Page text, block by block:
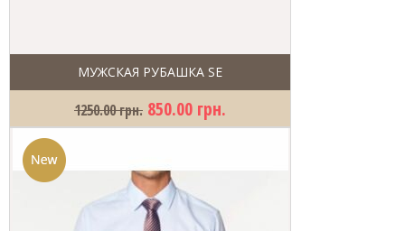
МУЖСКАЯ РУБАШКА SE
1250.00 грн. 850.00 грн.